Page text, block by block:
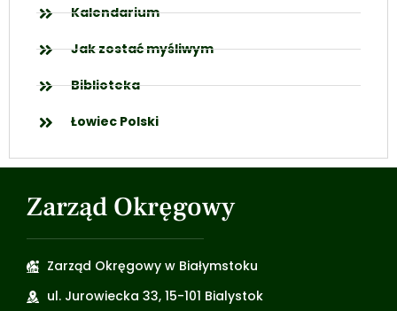
Kalendarium
Jak zostać myśliwym
Biblioteka
Łowiec Polski
Zarząd Okręgowy
Zarząd Okręgowy w Białymstoku
ul. Jurowiecka 33, 15-101 Bialystok